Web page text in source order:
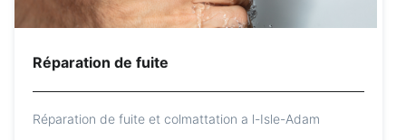
Réparation de fuite
Réparation de fuite et colmattation a l-Isle-Adam